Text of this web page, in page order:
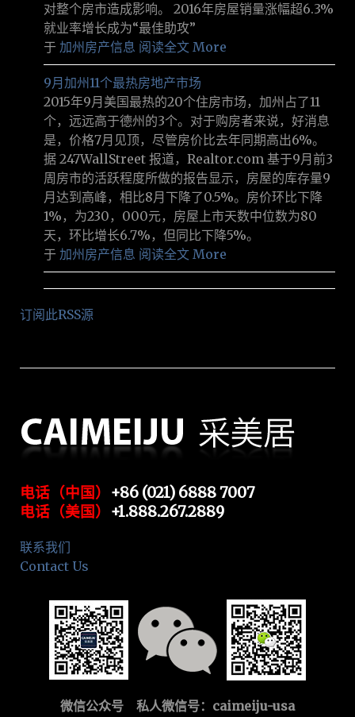
对整个房市造成影响。 2016年房屋销量涨幅超6.3%
就业率增长成为“最佳助攻”
于 加州房产信息 阅读全文 More
9月加州11个最热房地产市场
2015年9月美国最热的20个住房市场，加州占了11
个，远远高于德州的3个。对于购房者来说，好消息
是，价格7月见顶，尽管房价比去年同期高出6%。
据 247WallStreet 报道，Realtor.com 基于9月前3
周房市的活跃程度所做的报告显示，房屋的库存量9
月达到高峰，相比8月下降了0.5%。房价环比下降
1%，为230，000元，房屋上市天数中位数为80
天，环比增长6.7%，但同比下降5%。
于 加州房产信息 阅读全文 More
订阅此RSS源
电话（中国） +86 (021) 6888 7007
电话（美国） +1.888.267.2889
联系我们
Contact Us
微信公众号 私人微信号： caimeiju-usa